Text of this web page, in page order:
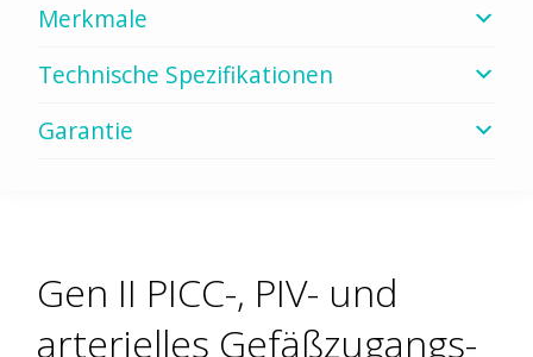
Merkmale
Technische Spezifikationen
Garantie
Gen II PICC-, PIV- und
arterielles Gefäßzugangs-